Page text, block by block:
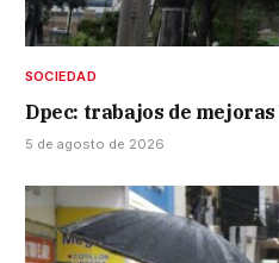
SOCIEDAD
Dpec: trabajos de
5 de agosto de 2026